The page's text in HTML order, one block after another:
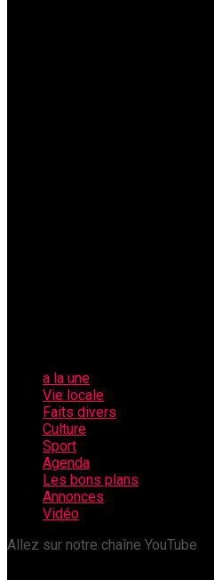
a la une
Vie locale
Faits divers
Culture
Sport
Agenda
Les bons plans
Annonces
Vidéo
Allez sur notre chaîne YouTube